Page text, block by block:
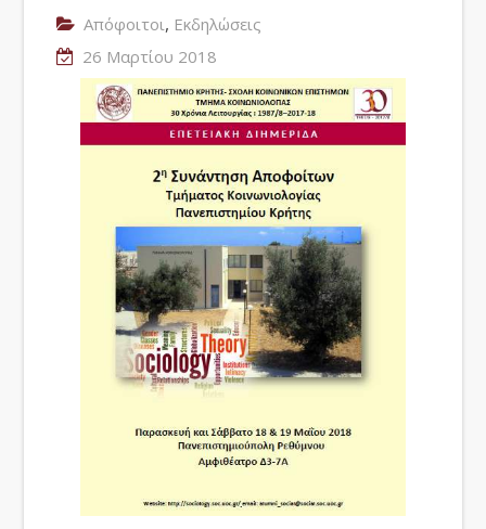
Απόφοιτοι, Εκδηλώσεις
26 Μαρτίου 2018